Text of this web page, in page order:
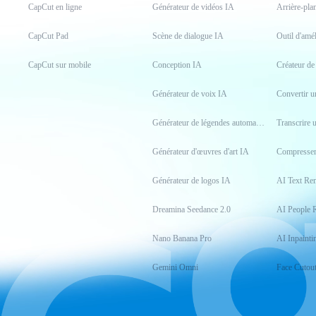
CapCut en ligne
CapCut Pad
CapCut sur mobile
Générateur de vidéos IA
Scène de dialogue IA
Conception IA
Générateur de voix IA
Générateur de légendes automatiques
Générateur d'œuvres d'art IA
Générateur de logos IA
Dreamina Seedance 2.0
Nano Banana Pro
Gemini Omni
Arrière-
Outil
Créateur
Transcrire
AI Text
AI People
AI
Face Cutout